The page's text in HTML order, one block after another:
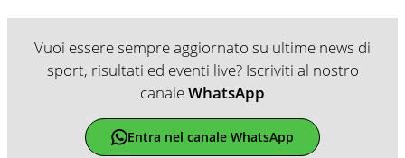
Vuoi essere sempre aggiornato su ultime news di
sport, risultati ed eventi live? Iscriviti al nostro
canaleWhatsApp
Entra nel canale WhatsApp